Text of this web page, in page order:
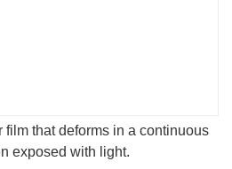
that deforms in a continuous
exposed with light.